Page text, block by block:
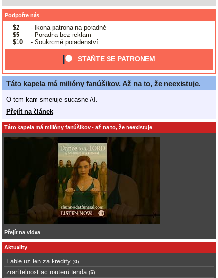
Podpořte nás
$2
- Ikona patrona na poradně
$5
- Poradna bez reklam
$10
- Soukromé poradenství
STAŇTE SE PATRONEM
Táto kapela má milióny fanúšikov. Až na to, že neexistuje.
O tom kam smeruje sucasne AI.
Přejít na článek
Táto kapela má milióny fanúšikov - až na to, že neexistuje
Přejít na videa
Aktuality
Fable uz len za kredity (0)
zranitelnost ac routerů tenda (6)